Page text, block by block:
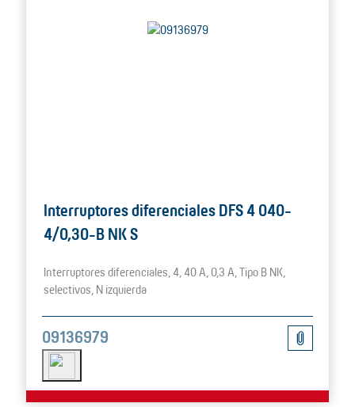
Interruptores diferenciales DFS 4 040-
4/0,30-B NK S
Interruptores diferenciales, 4, 40 A, 0,3 A, Tipo B NK,
selectivos, N izquierda
09136979